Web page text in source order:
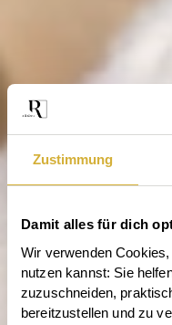
Zustimmung
Damit alles für dich
Wir verwenden
nutzen kannst: Sie
zuzuschneiden,
bereitzustellen und zu